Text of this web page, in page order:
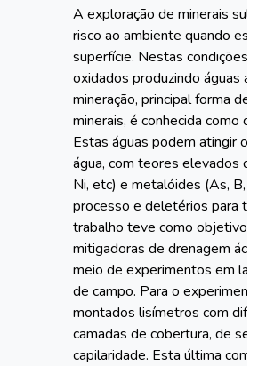
A exploração de minerais
risco ao ambiente quando
superfície. Nestas condições
oxidados produzindo águas
mineração, principal forma
minerais, é conhecida como
Estas águas podem atingir o
água, com teores elevados
Ni, etc) e metalóides (As, B,
processo e deletérios para
trabalho teve como objetivo
mitigadoras de drenagem
meio de experimentos em
de campo. Para o
montados lisímetros com
camadas de cobertura, de
capilaridade. Esta última